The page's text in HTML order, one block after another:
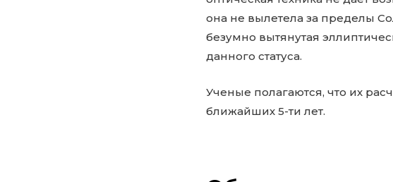
она не вылетела за пределы
безумно вытянутая
данного статуса.
Ученые полагаются, что их
ближайших 5-ти лет.